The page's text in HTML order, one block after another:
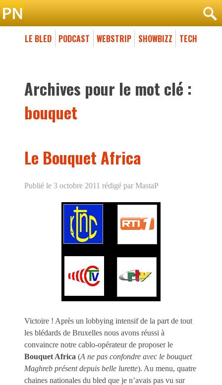
LE BLED PODCAST WEBSTRIP SHOWBIZZ TECH
Archives pour le mot clé :
bouquet
Le Bouquet Africa
Publié le 3 octobre 2011 rédigé par MastaP
Victoire ! Après un lobbying intensif de la part de tout
les blédards de Bruxelles nous avons réussi à
convaincre notre cablo-opérateur de proposer le
Bouquet Africa (A ne pas confondre avec le bouquet
Maghreb présent depuis belle lurette). Au menu, quatre
chaines nationales du bled que je n’avais pas vu sur